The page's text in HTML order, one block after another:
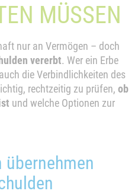
MÜSSEN
nur an Vermögen – doch
vererbt. Wer ein Erbe
die Verbindlichkeiten des
rechtzeitig zu prüfen, ob
und welche Optionen zur
übernehmen